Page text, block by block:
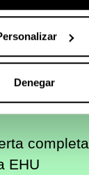
Denegar
Comercial
EHU